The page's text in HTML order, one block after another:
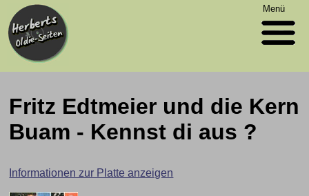
Menü
Fritz Edtmeier und die Kern
Buam - Kennst di aus ?
Informationen zur Platte anzeigen